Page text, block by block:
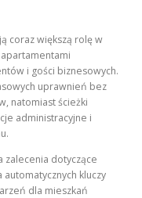
coraz większą rolę w
i gości biznesowych.
uprawnień bez
natomiast ścieżki
administracyjne i
zalecenia dotyczące
kluczy
dla mieszkań